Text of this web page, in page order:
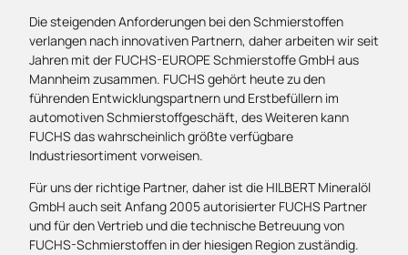
Die steigenden Anforderungen bei den Schmierstoffen
verlangen nach innovativen Partnern, daher arbeiten wir seit
Jahren mit der FUCHS-EUROPE Schmierstoffe GmbH aus
Mannheim zusammen. FUCHS gehört heute zu den
führenden Entwicklungspartnern und Erstbefüllern im
automotiven Schmierstoffgeschäft, des Weiteren kann
FUCHS das wahrscheinlich größte verfügbare
Industriesortiment vorweisen.
Für uns der richtige Partner, daher ist die HILBERT Mineralöl
GmbH auch seit Anfang 2005 autorisierter FUCHS Partner
und für den Vertrieb und die technische Betreuung von
FUCHS-Schmierstoffen in der hiesigen Region zuständig.